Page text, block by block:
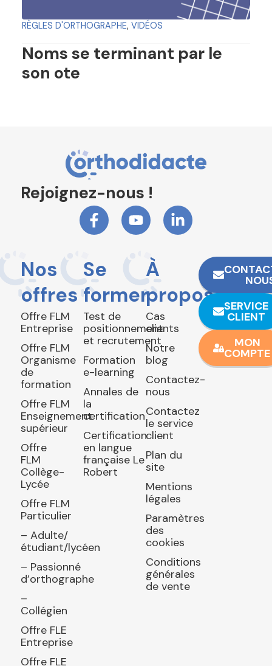
RÈGLES D'ORTHOGRAPHE, VIDÉOS
Noms se terminant par le
son ote
Rejoignez-nous !
Nos
offres
Offre FLM
Entreprise
Offre FLM
Organisme
de
formation
Offre FLM
Enseignement
supérieur
Offre
FLM
Collège-
Lycée
Offre FLM
Particulier
– Adulte/
étudiant/lycéen
– Passionné
d’orthographe
–
Collégien
Offre FLE
Entreprise
Offre FLE
Se
former
Test de
positionnement
et recrutement
Formation
e-learning
Annales de
la
certification
Certification
en langue
française Le
Robert
À
propos
Cas
clients
Notre
blog
Contactez-
nous
Contactez
le service
client
Plan du
site
Mentions
légales
Paramètres
des
cookies
Conditions
générales
de vente
SERVICE
CLIENT
MON
COMPTE